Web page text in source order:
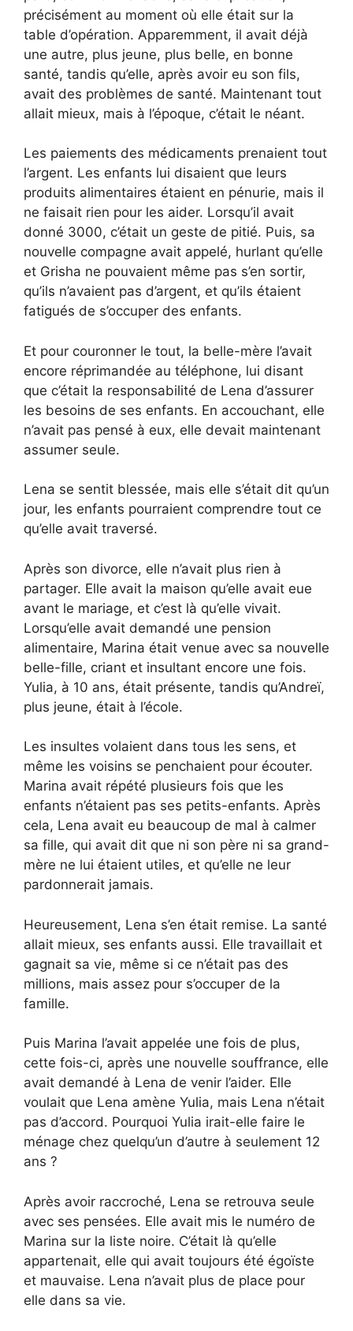
précisément au moment où elle était sur la
table d’opération. Apparemment, il avait déjà
une autre, plus jeune, plus belle, en bonne
santé, tandis qu’elle, après avoir eu son fils,
avait des problèmes de santé. Maintenant tout
allait mieux, mais à l’époque, c’était le néant.
Les paiements des médicaments prenaient tout
l’argent. Les enfants lui disaient que leurs
produits alimentaires étaient en pénurie, mais il
ne faisait rien pour les aider. Lorsqu’il avait
donné 3000, c’était un geste de pitié. Puis, sa
nouvelle compagne avait appelé, hurlant qu’elle
et Grisha ne pouvaient même pas s’en sortir,
qu’ils n’avaient pas d’argent, et qu’ils étaient
fatigués de s’occuper des enfants.
Et pour couronner le tout, la belle-mère l’avait
encore réprimandée au téléphone, lui disant
que c’était la responsabilité de Lena d’assurer
les besoins de ses enfants. En accouchant, elle
n’avait pas pensé à eux, elle devait maintenant
assumer seule.
Lena se sentit blessée, mais elle s’était dit qu’un
jour, les enfants pourraient comprendre tout ce
qu’elle avait traversé.
Après son divorce, elle n’avait plus rien à
partager. Elle avait la maison qu’elle avait eue
avant le mariage, et c’est là qu’elle vivait.
Lorsqu’elle avait demandé une pension
alimentaire, Marina était venue avec sa nouvelle
belle-fille, criant et insultant encore une fois.
Yulia, à 10 ans, était présente, tandis qu’Andreï,
plus jeune, était à l’école.
Les insultes volaient dans tous les sens, et
même les voisins se penchaient pour écouter.
Marina avait répété plusieurs fois que les
enfants n’étaient pas ses petits-enfants. Après
cela, Lena avait eu beaucoup de mal à calmer
sa fille, qui avait dit que ni son père ni sa grand-
mère ne lui étaient utiles, et qu’elle ne leur
pardonnerait jamais.
Heureusement, Lena s’en était remise. La santé
allait mieux, ses enfants aussi. Elle travaillait et
gagnait sa vie, même si ce n’était pas des
millions, mais assez pour s’occuper de la
famille.
Puis Marina l’avait appelée une fois de plus,
cette fois-ci, après une nouvelle souffrance, elle
avait demandé à Lena de venir l’aider. Elle
voulait que Lena amène Yulia, mais Lena n’était
pas d’accord. Pourquoi Yulia irait-elle faire le
ménage chez quelqu’un d’autre à seulement 12
ans ?
Après avoir raccroché, Lena se retrouva seule
avec ses pensées. Elle avait mis le numéro de
Marina sur la liste noire. C’était là qu’elle
appartenait, elle qui avait toujours été égoïste
et mauvaise. Lena n’avait plus de place pour
elle dans sa vie.